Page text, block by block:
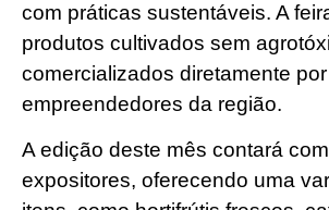
com práticas sustentáveis. A
produtos cultivados sem
comercializados diretamente
empreendedores da região.
A edição deste mês contará
expositores, oferecendo uma